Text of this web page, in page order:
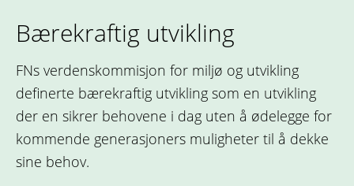
Bærekraftig utvikling
FNs verdenskommisjon for miljø og utvikling
definerte bærekraftig utvikling som en utvikling
der en sikrer behovene i dag uten å ødelegge for
kommende generasjoners muligheter til å dekke
sine behov.